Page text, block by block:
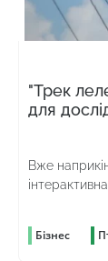
"Трек
для
Вже
Бізнес